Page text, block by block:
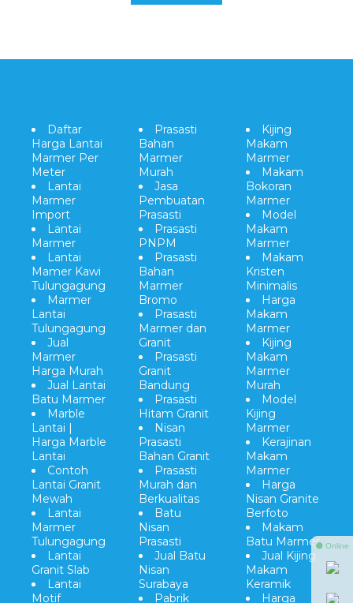
Daftar
Harga Lantai
Marmer Per
Meter
Lantai
Marmer
Import
Lantai
Marmer
Lantai
Mamer Kawi
Tulungagung
Marmer
Lantai
Tulungagung
Jual
Marmer
Harga Murah
Jual Lantai
Batu Marmer
Marble
Lantai |
Harga Marble
Lantai
Contoh
Lantai Granit
Mewah
Lantai
Marmer
Tulungagung
Lantai
Granit Slab
Lantai
Motif
Prasasti
Bahan
Marmer
Murah
Jasa
Pembuatan
Prasasti
Prasasti
PNPM
Prasasti
Bahan
Marmer
Bromo
Prasasti
Marmer dan
Granit
Prasasti
Granit
Bandung
Prasasti
Hitam Granit
Nisan
Prasasti
Bahan Granit
Prasasti
Murah dan
Berkualitas
Batu
Nisan
Prasasti
Jual Batu
Nisan
Surabaya
Pabrik
Kijing
Makam
Marmer
Makam
Bokoran
Marmer
Model
Makam
Marmer
Makam
Kristen
Minimalis
Harga
Makam
Marmer
Kijing
Makam
Marmer
Murah
Model
Kijing
Marmer
Kerajinan
Makam
Marmer
Harga
Nisan Granite
Berfoto
Makam
Batu Marmer
Jual Kijing
Makam
Keramik
Harga
⚫ Online